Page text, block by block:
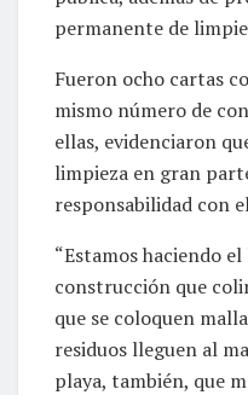
permanente de
Fueron ocho cartas
mismo número de
ellas, evidenciaron
limpieza en gran
responsabilidad con
“Estamos haciendo
construcción que
que se coloquen
residuos lleguen al
playa, también, que